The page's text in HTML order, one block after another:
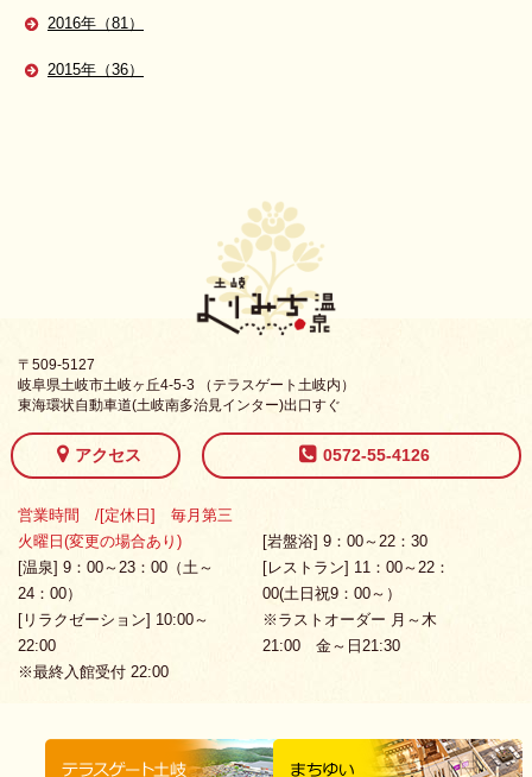
2016年（81）
2015年（36）
〒509-5127
岐阜県土岐市土岐ヶ丘4-5-3 （テラスゲート土岐内）
東海環状自動車道(土岐南多治見インター)出口すぐ
アクセス 0572-55-4126
営業時間 /[定休日] 毎月第三
火曜日(変更の場合あり)
[温泉] 9：00～23：00（土～
24：00）
[リラクゼーション] 10:00～
22:00
※最終入館受付 22:00
[岩盤浴] 9：00～22：30
[レストラン] 11：00～22：
00(土日祝9：00～）
※ラストオーダー 月～木
21:00 金～日21:30